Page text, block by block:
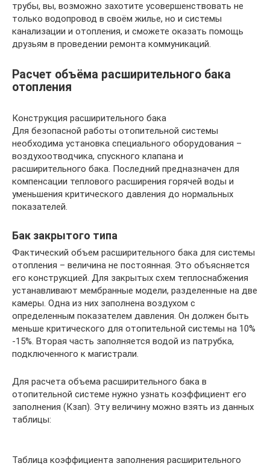
трубы, вы, возможно захотите усовершенствовать не
только водопровод в своём жилье, но и системы
канализации и отопления, и сможете оказать помощь
друзьям в проведении ремонта коммуникаций.
Расчет объёма расширительного бака
отопления
Конструкция расширительного бака
Для безопасной работы отопительной системы
необходима установка специального оборудования –
воздухоотводчика, спускного клапана и
расширительного бака. Последний предназначен для
компенсации теплового расширения горячей воды и
уменьшения критического давления до нормальных
показателей.
Бак закрытого типа
Фактический объем расширительного бака для системы
отопления – величина не постоянная. Это объясняется
его конструкцией. Для закрытых схем теплоснабжения
устанавливают мембранные модели, разделенные на две
камеры. Одна из них заполнена воздухом с
определенным показателем давления. Он должен быть
меньше критического для отопительной системы на 10%
-15%. Вторая часть заполняется водой из патрубка,
подключенного к магистрали.
Для расчета объема расширительного бака в
отопительной системе нужно узнать коэффициент его
заполнения (Кзап). Эту величину можно взять из данных
таблицы:
Таблица коэффициента заполнения расширительного